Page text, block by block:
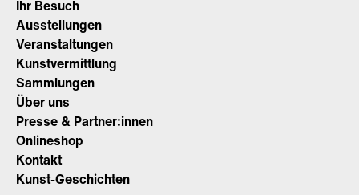
Ihr Besuch
Ausstellungen
Veranstaltungen
Kunstvermittlung
Sammlungen
Über uns
Presse & Partner:innen
Onlineshop
Kontakt
Kunst-Geschichten